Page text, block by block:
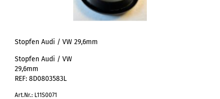
Stopfen Audi / VW 29,6mm
Stopfen Audi / VW
29,6mm
REF: 8D0803583L
Art.Nr.: L11S0071